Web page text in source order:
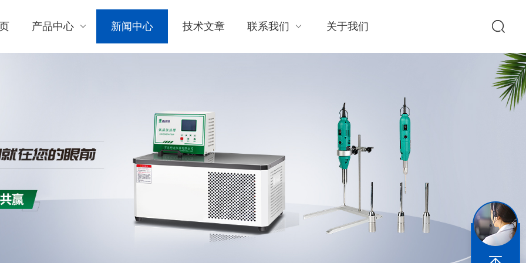
产品中心 新闻中心 技术文章 联系我们 关于我们